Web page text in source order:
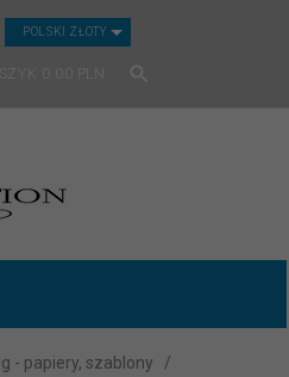
CURRENCY_H
POLSKI ZŁOTY
- papiery, szablony